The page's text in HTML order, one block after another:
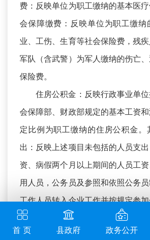
首 页 县政府 政务公开
费：反映单位为职工缴纳的基本医
会保障缴费：反映单位为职工缴纳
业、工伤、生育等社会保险费，残疾
军队（含武警）为军人缴纳的伤亡
保险费。
住房公积金：反映行政事业单
会保障部、财政部规定的基本工资
定比例为职工缴纳的住房公积金。
出：反映上述项目未包括的人员支
资、病假两个月以上期间的人员工
用人员，公务员及参照和依照公务
工作人员转入企业工作并按规定参
老保险后给予的一次性补贴等。
商品和服务支出：反映单位购